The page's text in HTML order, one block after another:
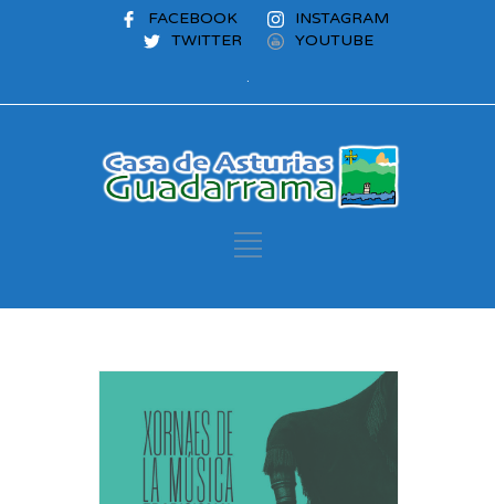
FACEBOOK
INSTAGRAM
TWITTER
YOUTUBE
.